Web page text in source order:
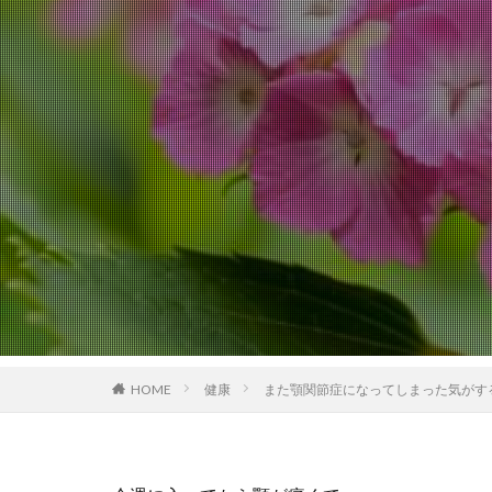
HOME 健康 また顎関節症になってしまった気がす